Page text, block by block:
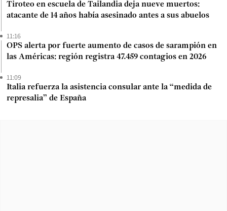
Tiroteo en escuela de Tailandia deja nueve muertos:
atacante de 14 años había asesinado antes a sus abuelos
11:16
OPS alerta por fuerte aumento de casos de sarampión en
las Américas: región registra 47.459 contagios en 2026
11:09
Italia refuerza la asistencia consular ante la “medida de
represalia” de España